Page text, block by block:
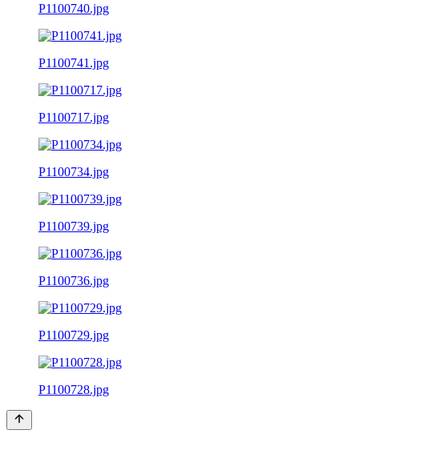
P1100740.jpg
P1100741.jpg
P1100717.jpg
P1100734.jpg
P1100739.jpg
P1100736.jpg
P1100729.jpg
P1100728.jpg